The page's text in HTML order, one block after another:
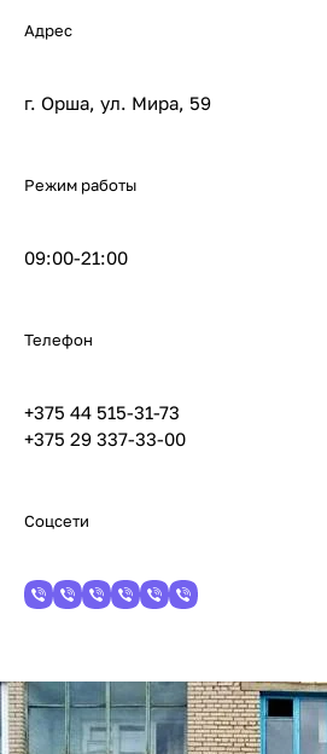
Адрес
г. Орша, ул. Мира, 59
Режим работы
09:00-21:00
Телефон
+375 44 515-31-73
+375 29 337-33-00
Соцсети